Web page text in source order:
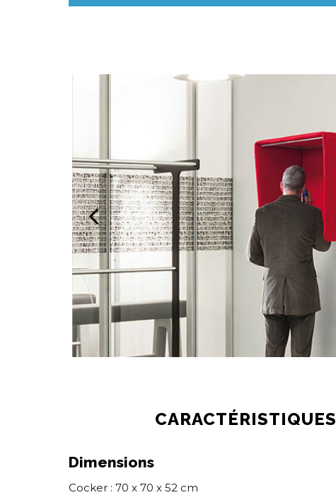
CARACTÉRISTIQUES
Dimensions
Cocker : 70 x 70 x 52 cm